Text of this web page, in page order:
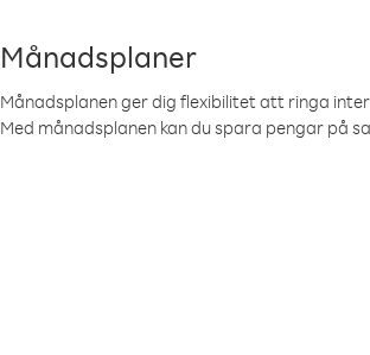
Månadsplaner
Månadsplanen ger dig flexibilitet att ringa
Med månadsplanen kan du spara pengar på